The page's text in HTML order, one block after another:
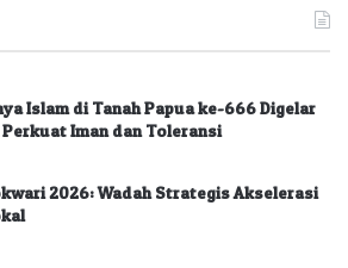
Islam di Tanah Papua ke-666 Digelar
Iman dan Toleransi
2026: Wadah Strategis Akselerasi